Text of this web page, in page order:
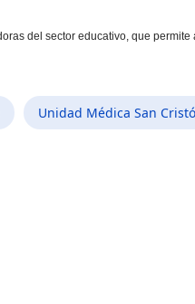
del sector educativo, que
Unidad Médica San